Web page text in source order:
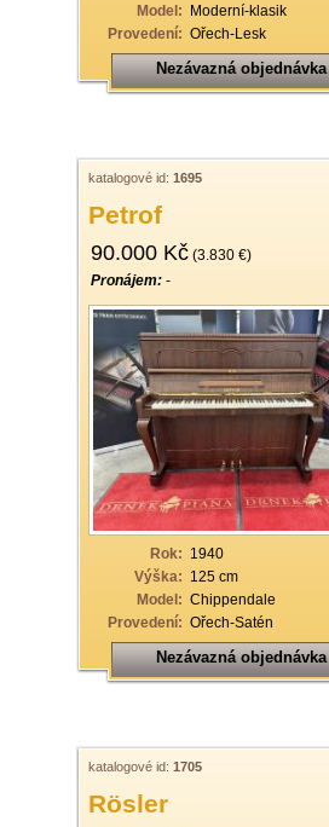
39
40
Model: Moderní-klasik
Provedení: Ořech-Lesk
Nezávazná objednávka
katalogové id: 1695
Petrof
90.000 Kč (3.830 €)
Pronájem: -
Rok: 1940
Výška: 125 cm
Model: Chippendale
Provedení: Ořech-Satén
Nezávazná objednávka
katalogové id: 1705
Rösler